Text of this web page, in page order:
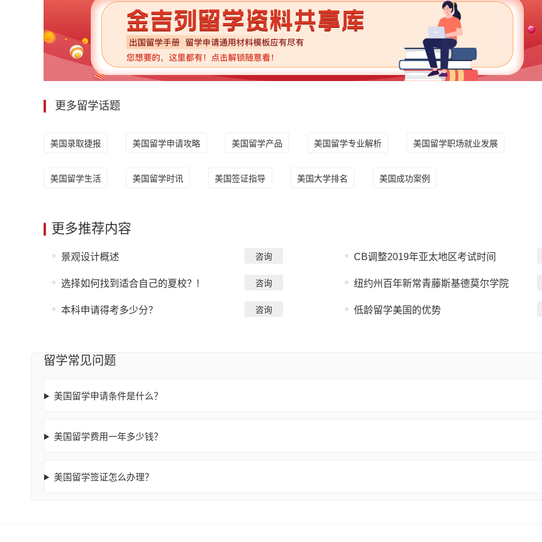
更多留学话题
美国录取捷报 美国留学申请攻略 美国留学产品 美国留学专业解析 美国留学职场就业发展
美国留学生活 美国留学时讯 美国签证指导 美国大学排名 美国成功案例
更多推荐内容
景观设计概述 咨询 CB调整2019年亚太地区考试时间
选择如何找到适合自己的夏校？! 咨询 纽约州百年新常青藤斯基德莫尔学院
本科申请得考多少分？ 咨询 低龄留学美国的优势
留学常见问题
美国留学申请条件是什么？
美国留学费用一年多少钱？
美国留学签证怎么办理？